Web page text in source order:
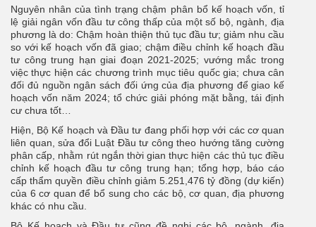
Nguyên nhân của tình trạng chậm phân bổ kế hoạch vốn, tỉ
lệ giải ngân vốn đầu tư công thấp của một số bộ, ngành, địa
phương là do: Chậm hoàn thiện thủ tục đầu tư; giảm nhu cầu
so với kế hoạch vốn đã giao; chậm điều chỉnh kế hoạch đầu
tư công trung hạn giai đoạn 2021-2025; vướng mắc trong
việc thực hiện các chương trình mục tiêu quốc gia; chưa cân
đối đủ nguồn ngân sách đối ứng của địa phương để giao kế
hoạch vốn năm 2024; tổ chức giải phóng mặt bằng, tái định
cư chưa tốt…
Hiện, Bộ Kế hoạch và Đầu tư đang phối hợp với các cơ quan
liên quan, sửa đổi Luật Đầu tư công theo hướng tăng cường
phân cấp, nhằm rút ngắn thời gian thực hiện các thủ tục điều
chỉnh kế hoạch đầu tư công trung hạn; tổng hợp, báo cáo
cấp thẩm quyền điều chỉnh giảm 5.251,476 tỷ đồng (dự kiến)
của 6 cơ quan để bổ sung cho các bộ, cơ quan, địa phương
khác có nhu cầu.